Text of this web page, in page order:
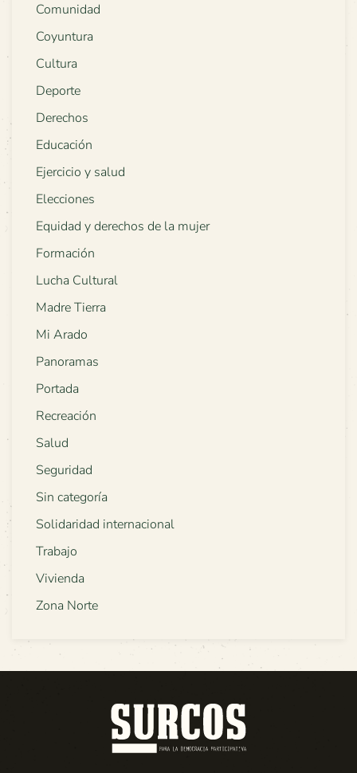
Comunidad
Coyuntura
Cultura
Deporte
Derechos
Educación
Ejercicio y salud
Elecciones
Equidad y derechos de la mujer
Formación
Lucha Cultural
Madre Tierra
Mi Arado
Panoramas
Portada
Recreación
Salud
Seguridad
Sin categoría
Solidaridad internacional
Trabajo
Vivienda
Zona Norte